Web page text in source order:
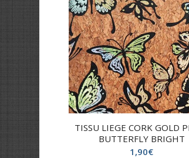
en
TISSU LIEGE CORK GOLD
BUTTERFLY BRIGHT
1,90€